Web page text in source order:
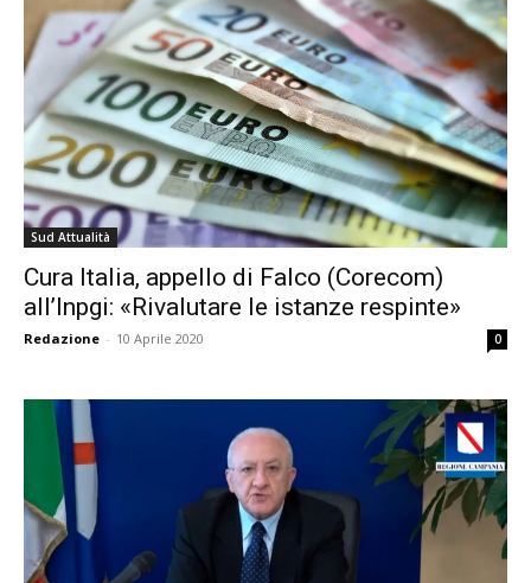
Sud Attualità
Cura Italia, appello di Falco (Corecom)
all’Inpgi: «Rivalutare le istanze respinte»
Redazione - 10 Aprile 2020 0